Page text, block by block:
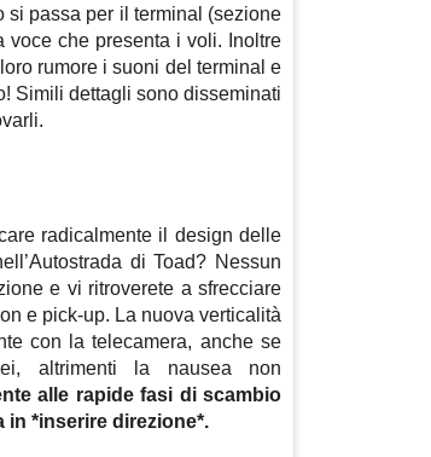
si passa per il terminal (sezione
che presenta i voli. Inoltre
rumore i suoni del terminal e
Simili dettagli sono disseminati
radicalmente il design delle
di Toad? Nessun
e vi ritroverete a sfrecciare
e pick-up. La nuova verticalità
con la telecamera, anche se
altrimenti la nausea non
alle rapide fasi di scambio
in *inserire direzione*.